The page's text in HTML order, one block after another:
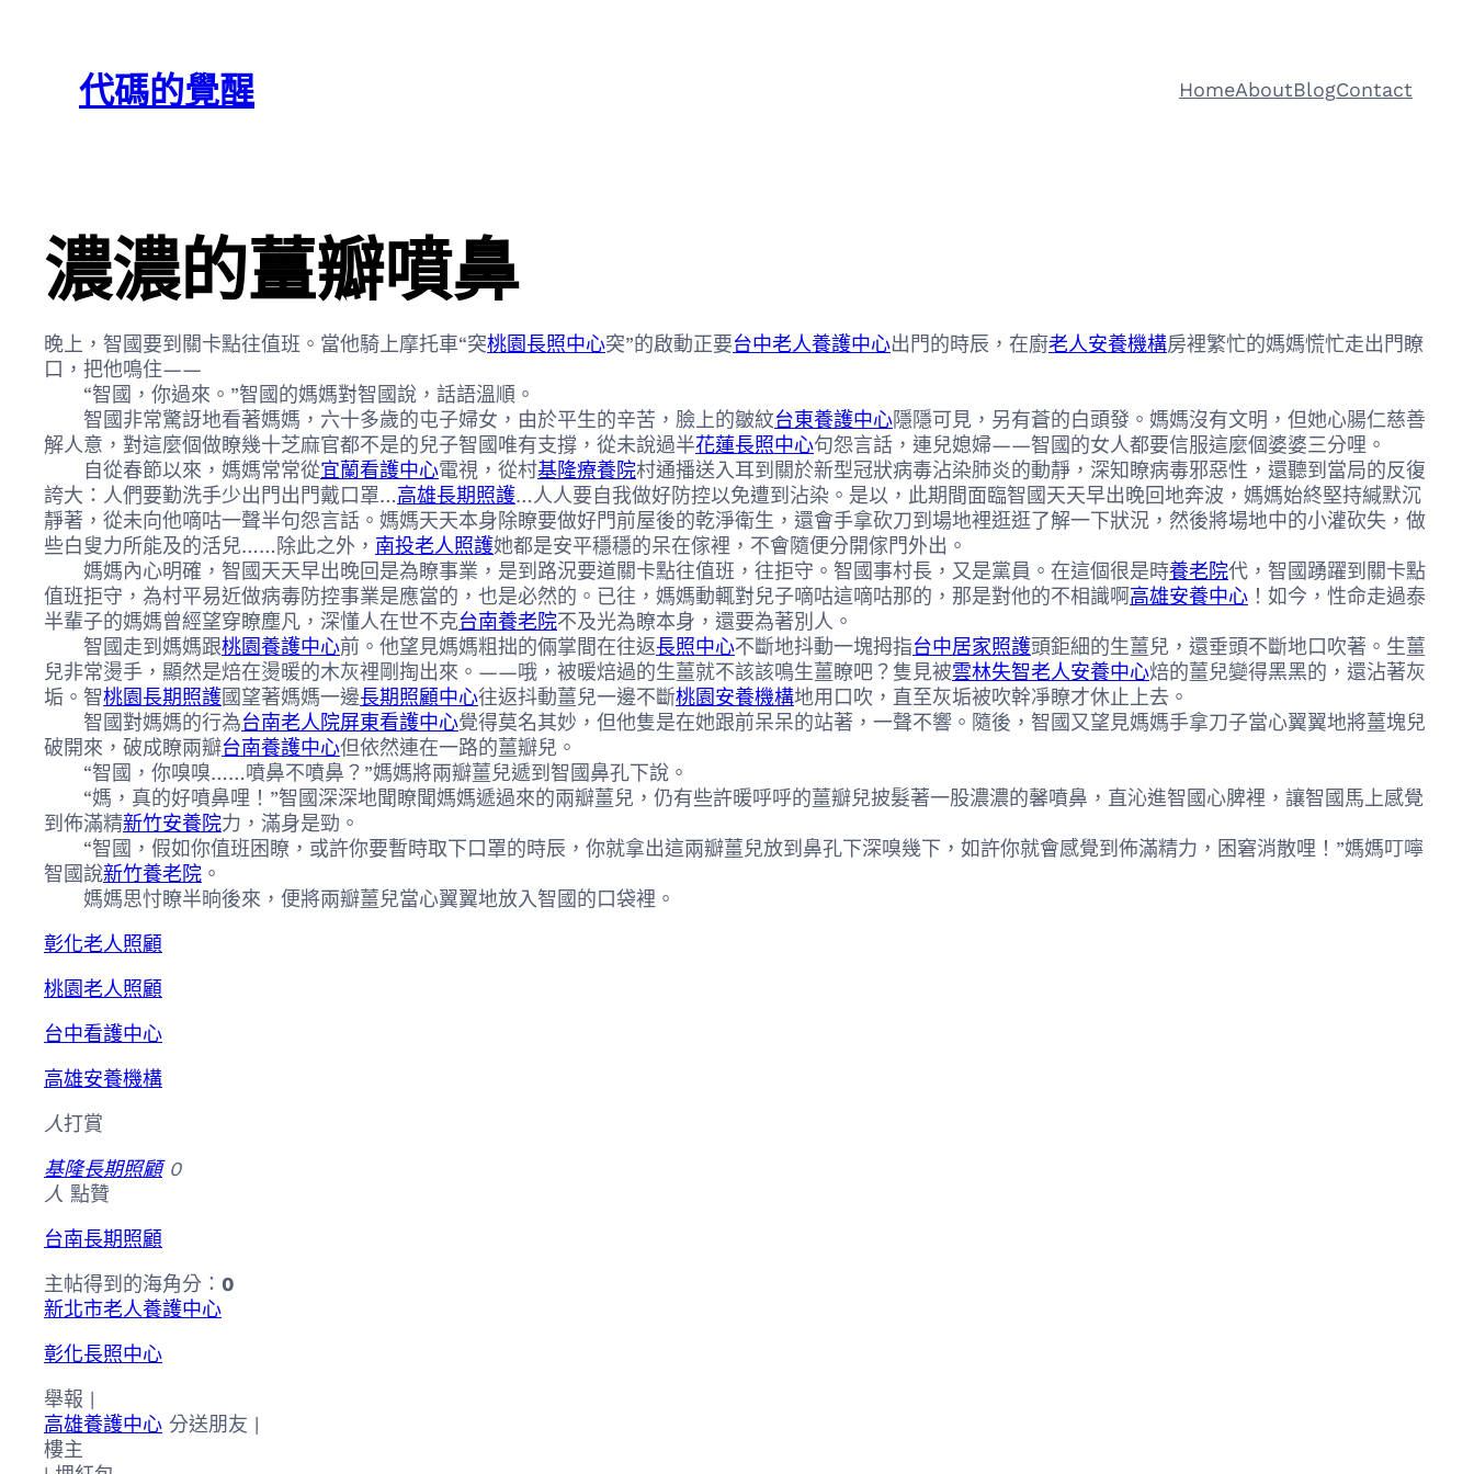
content代碼的覺醒 HomeAboutBlogContact
濃濃的薑瓣噴鼻
晚上，智國要到關卡點往值班。當他騎上摩托車“突桃園長照中心突”的啟動正要台中老人養護中心出門的時辰，在廚老人安養機構房裡繁忙的媽媽慌忙走出門瞭
口，把他鳴住——
“智國，你過來。”智國的媽媽對智國說，話語溫順。
智國非常驚訝地看著媽媽，六十多歲的屯子婦女，由於平生的辛苦，臉上的皺紋台東養護中心隱隱可見，另有蒼的白頭發。媽媽沒有文明，但她心腸仁慈善
解人意，對這麼個做瞭幾十芝麻官都不是的兒子智國唯有支撐，從未說過半花蓮長照中心句怨言話，連兒媳婦——智國的女人都要信服這麼個婆婆三分哩。
自從春節以來，媽媽常常從宜蘭看護中心電視，從村基隆療養院村通播送入耳到關於新型冠狀病毒沾染肺炎的動靜，深知瞭病毒邪惡性，還聽到當局的反復
誇大：人們要勤洗手少出門出門戴口罩…高雄長期照護…人人要自我做好防控以免遭到沾染。是以，此期間面臨智國天天早出晚回地奔波，媽媽始終堅持緘默沉
靜著，從未向他嘀咕一聲半句怨言話。媽媽天天本身除瞭要做好門前屋後的乾淨衛生，還會手拿砍刀到場地裡逛逛了解一下狀況，然後將場地中的小灌砍失，做
些白叟力所能及的活兒……除此之外， 南投老人照護她都是安平穩穩的呆在傢裡，不會隨便分開傢門外出。
媽媽內心明確，智國天天早出晚回是為瞭事業，是到路況要道關卡點往值班，往拒守。智國事村長，又是黨員。在這個很是時養老院代，智國踴躍到關卡點
值班拒守，為村平易近做病毒防控事業是應當的，也是必然的。已往，媽媽動輒對兒子嘀咕這嘀咕那的，那是對他的不相識啊高雄安養中心 ！如今，性命走過泰
半輩子的媽媽曾經望穿瞭塵凡，深懂人在世不克台南養老院不及光為瞭本身，還要為著別人。
智國走到媽媽跟桃園養護中心前。他望見媽媽粗拙的倆掌間在往返長照中心不斷地抖動一塊拇指台中居家照護頭鉅細的生薑兒，還垂頭不斷地口吹著。生薑
兒非常燙手，顯然是焙在燙暖的木灰裡剛掏出來。——哦，被暖焙過的生薑就不該該鳴生薑瞭吧？隻見被雲林失智老人安養中心焙的薑兒變得黑黑的，還沾著灰
垢。智桃園長期照護國望著媽媽一邊長期照顧中心往返抖動薑兒一邊不斷桃園安養機構地用口吹，直至灰垢被吹幹凈瞭才休止上去。
智國對媽媽的行為台南老人院屏東看護中心覺得莫名其妙，但他隻是在她跟前呆呆的站著，一聲不響。隨後，智國又望見媽媽手拿刀子當心翼翼地將薑塊兒
破開來，破成瞭兩瓣台南養護中心但依然連在一路的薑瓣兒。
“智國，你嗅嗅……噴鼻不噴鼻？”媽媽將兩瓣薑兒遞到智國鼻孔下說。
“媽，真的好噴鼻哩！”智國深深地聞瞭聞媽媽遞過來的兩瓣薑兒，仍有些許暖呼呼的薑瓣兒披髮著一股濃濃的馨噴鼻，直沁進智國心脾裡，讓智國馬上感覺
到佈滿精新竹安養院力，滿身是勁。
“智國，假如你值班困瞭，或許你要暫時取下口罩的時辰，你就拿出這兩瓣薑兒放到鼻孔下深嗅幾下，如許你就會感覺到佈滿精力，困窘消散哩！”媽媽叮嚀
智國說新竹養老院 。
媽媽思忖瞭半晌後來，便將兩瓣薑兒當心翼翼地放入智國的口袋裡。
彰化老人照顧
桃園老人照顧
台中看護中心
高雄安養機構
人打賞
基隆長期照顧0
人 點贊
台南長期照顧
主帖得到的海角分： 0
新北市老人養護中心
彰化長照中心
舉報 |
高雄養護中心 分送朋友 |
樓主